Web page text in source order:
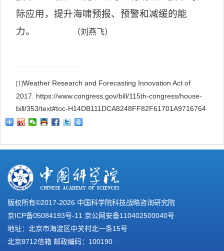
际应用，提升海啸预报、预警和减缓的能
力。
（刘燕飞）
[1]Weather Research and Forecasting Innovation Act of
2017. https://www.congress.gov/bill/115th-congress/house-
bill/353/text#toc-H14DB111DCA8248FF82F61701A9716764
版权所有©2017-2026 中国科学院科技战略咨询研究院
京ICP备05084193号-11 京公网安备110402500040号
地址：北京市海淀区中关村北一条15号
北京8712信箱 邮政编码：100190